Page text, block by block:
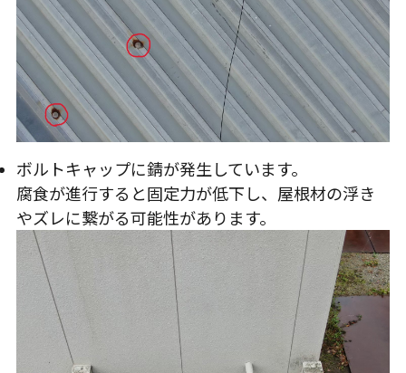
ボルトキャップに錆が発生しています。
腐食が進行すると固定力が低下し、屋根材の浮き
やズレに繋がる可能性があります。